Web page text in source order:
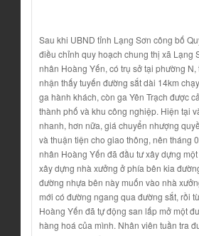
Sau khi UBND tỉnh Lạng Sơn công bố
điều chỉnh quy hoạch chung thị xã Lạng
nhân Hoàng Yến, có trụ sở tại phường
nhận thấy tuyến đường sắt dài 14km
ga hành khách, còn ga Yên Trạch được
thành phố và khu công nghiệp. Hiện tại
nhanh, hơn nữa, giá chuyển nhượng
và thuận tiện cho giao thông, nên tháng
nhân Hoàng Yến đã đầu tư xây dựng
xây dựng nhà xưởng ở phía bên kia
đường nhựa bên này muốn vào nhà
mới có đường ngang qua đường sắt, rồi
Hoàng Yến đã tự động san lấp mở một
hàng hoá của mình. Nhân viên tuần tra